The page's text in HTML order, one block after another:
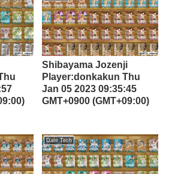
Shibayama Jozenji
Player:donkakun Thu
Jan 05 2023 09:35:45
GMT+0900 (GMT+09:00)
Date Tech